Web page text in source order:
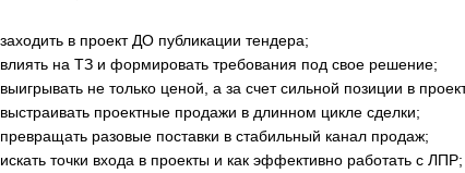
заходить в проект ДО публикации тендера;
влиять на ТЗ и формировать требования под свое решение;
выигрывать не только ценой, а за счет сильной позиции в
выстраивать проектные продажи в длинном цикле сделки;
превращать разовые поставки в стабильный канал продаж;
искать точки входа в проекты и как эффективно работать с ЛПР;